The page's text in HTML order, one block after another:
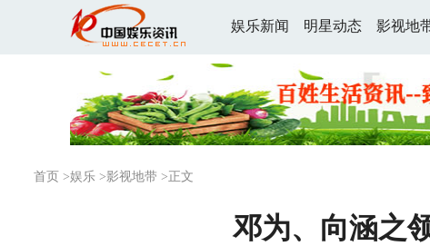
娱乐新闻 明星动态 影视地
首页 >娱乐 >影视地带 >正文
邓为、向涵之